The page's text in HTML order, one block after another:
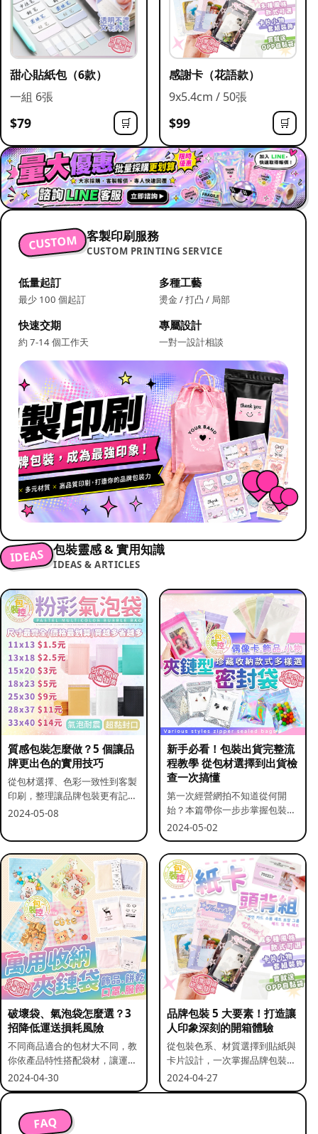
甜心貼紙包（6款）
一組 6張
$79 🛒
感謝卡（花語款）
9x5.4cm / 50張
$99 🛒
CUSTOM 客製印刷服務
CUSTOM PRINTING SERVICE
低量起訂
最少 100 個起訂
多種工藝
燙金 / 打凸 / 局部
快速交期
約 7-14 個工作天
專屬設計
一對一設計相談
IDEAS 包裝靈感 & 實用知識
IDEAS & ARTICLES
質感包裝怎麼做？5 個讓品
牌更出色的實用技巧
從包材選擇、色彩一致性到客製
印刷，整理讓品牌包裝更有記憶
點的實用做法。
2024-05-08
新手必看！包裝出貨完整流
程教學 從包材選擇到出貨檢
查一次搞懂
第一次經營網拍不知道從何開
始？本篇帶你一步步掌握包裝流
程與出貨前檢查重點。
2024-05-02
破壞袋、氣泡袋怎麼選？3
招降低運送損耗風險
不同商品適合的包材大不同，教
你依產品特性搭配袋材，讓運送
更安全。
2024-04-30
品牌包裝 5 大要素！打造讓
人印象深刻的開箱體驗
從包裝色系、材質選擇到貼紙與
卡片設計，一次掌握品牌包裝的
關鍵要素。
2024-04-27
FAQ